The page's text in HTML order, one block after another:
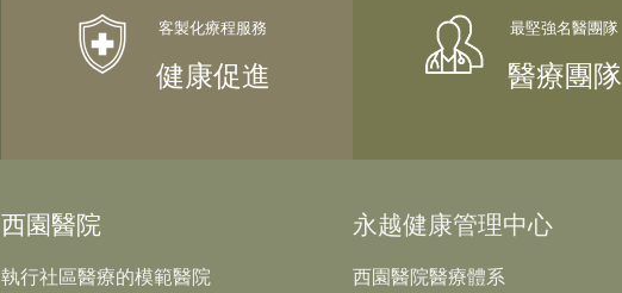
健康促進 醫療團隊
西園醫院
執行社區醫療的模範醫院
永越健康管理中心
西園醫院醫療體系